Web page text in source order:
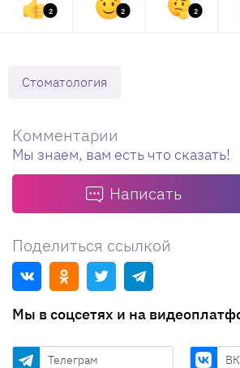
2 2 2
Стоматология
Комментарии
Мы знаем, вам есть что сказать!
Написать
Поделиться ссылкой
Мы в соцсетях и на
Телеграм